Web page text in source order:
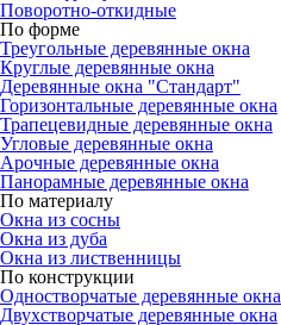
Поворотно-откидные
По форме
Треугольные деревянные окна
Круглые деревянные окна
Деревянные окна "Стандарт"
Горизонтальные деревянные окна
Трапецевидные деревянные окна
Угловые деревянные окна
Арочные деревянные окна
Панорамные деревянные окна
По материалу
Окна из сосны
Окна из дуба
Окна из лиственницы
По конструкции
Одностворчатые деревянные окна
Двухстворчатые деревянные окна